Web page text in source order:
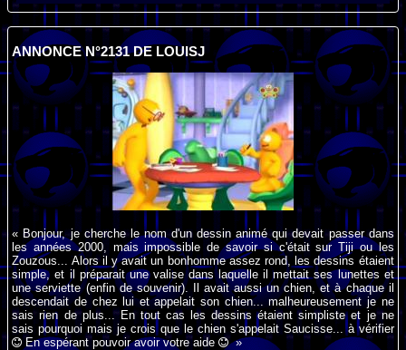
ANNONCE N°2131 DE LOUISJ
« Bonjour, je cherche le nom d'un dessin animé qui devait passer dans
les années 2000, mais impossible de savoir si c'était sur Tiji ou les
Zouzous... Alors il y avait un bonhomme assez rond, les dessins étaient
simple, et il préparait une valise dans laquelle il mettait ses lunettes et
une serviette (enfin de souvenir). Il avait aussi un chien, et à chaque il
descendait de chez lui et appelait son chien... malheureusement je ne
sais rien de plus... En tout cas les dessins étaient simpliste et je ne
sais pourquoi mais je crois que le chien s'appelait Saucisse... à vérifier
En espérant pouvoir avoir votre aide
»